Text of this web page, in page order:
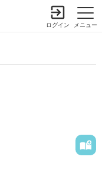
メニュー
ログイン